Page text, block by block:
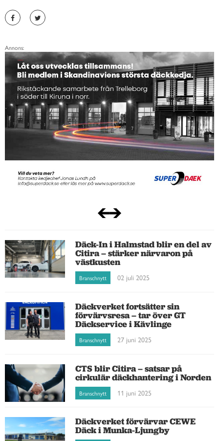
Annons:
Däck-In i Halmstad blir en del av
Citira – stärker närvaron på
västkusten
Branschnytt 02 juli 2025
Däckverket fortsätter sin
förvärvsresa – tar över GT
Däckservice i Kävlinge
Branschnytt 27 juni 2025
CTS blir Citira – satsar på
cirkulär däckhantering i Norden
Branschnytt 11 juni 2025
Däckverket förvärvar CEWE
Däck i Munka-Ljungby